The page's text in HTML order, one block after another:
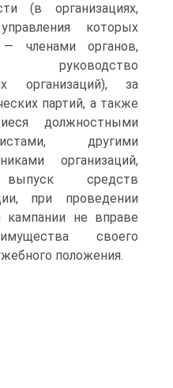
(в организациях,
которых
— членами органов,
руководство
организаций), за
партий, а также
должностными
другими
организаций,
выпуск средств
при проведении
кампании не вправе
своего
положения.